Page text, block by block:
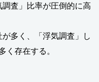
査」比率が圧倒的に高
多く、「浮気調査」し
く存在する。